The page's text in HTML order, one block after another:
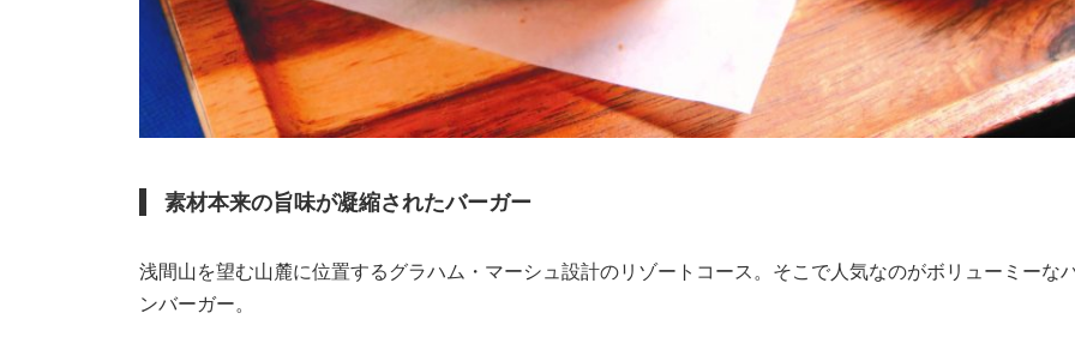
素材本来の旨味が凝縮されたバーガー
浅間山を望む山麓に位置するグラハム・マーシュ設計のリゾートコース。そこで人気なのがボリューミーな
ンバーガー。